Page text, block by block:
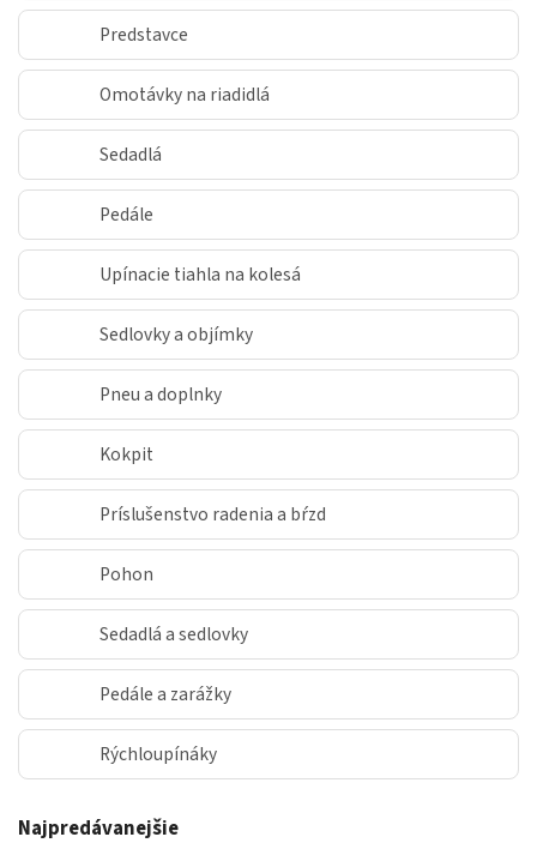
Predstavce
Omotávky na riadidlá
Sedadlá
Pedále
Upínacie tiahla na kolesá
Sedlovky a objímky
Pneu a doplnky
Kokpit
Príslušenstvo radenia a bŕzd
Pohon
Sedadlá a sedlovky
Pedále a zarážky
Rýchloupínáky
Najpredávanejšie